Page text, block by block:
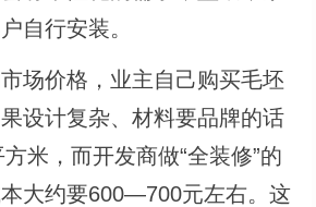
自行安装。
场价格，业主自己购买毛坯
设计复杂、材料要品牌的话
米，而开发商做“全装修”的
大约要600—700元左右。这